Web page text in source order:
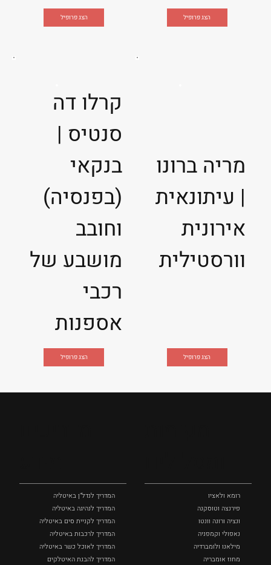
הצג פרופיל הצג פרופיל
קרלו דה
סנטיס |
בנקאי
(בפנסיה)
וחובב
מושבע של
רכבי
אספנות
הצג פרופיל
מריה ברונו
| עיתונאית
אירונית
וורסטילית
הצג פרופיל
רומא ולאציו
פירנצה וטוסקנה ‏
ונציה ורונה וונטו
נאפולי‏ וקמפניה
מילאנו ולומברדיה
מחוז אומבריה
המדריך לנדל"ן באיטליה
המדריך לנהיגה באיטליה
המדריך לקניית סים באיטליה
המדריך לרכבות באיטליה
המדריך לאוכל כשר באיטליה
המדריך להבנת האיטלקים